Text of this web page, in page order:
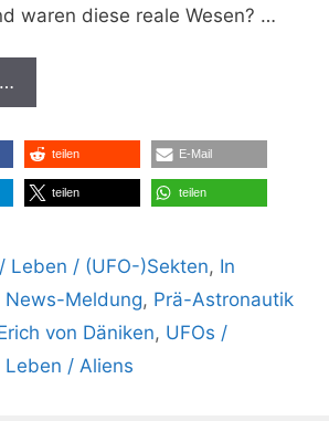
waren diese reale Wesen? …
teilen E-Mail
teilen teilen
Leben / (UFO-)Sekten, In
News-Meldung, Prä-Astronautik
von Däniken, UFOs /
/ Aliens